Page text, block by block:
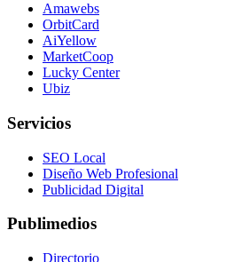
Amawebs
OrbitCard
AiYellow
MarketCoop
Lucky Center
Ubiz
Servicios
SEO Local
Diseño Web Profesional
Publicidad Digital
Publimedios
Directorio